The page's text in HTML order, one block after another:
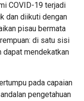
COVID-19 terjadi
dan diikuti dengan
pisau bermata
di satu sisi
dapat mendekatkan
pada capaian
pengetahuan